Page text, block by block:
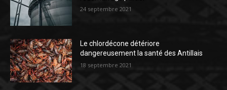
24 septembre 2021
Le chlordécone détériore
dangereusement la santé des Antillais
18 septembre 2021